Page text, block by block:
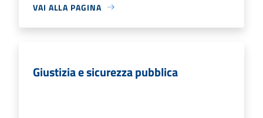
VAI ALLA PAGINA
Giustizia e sicurezza pubblica